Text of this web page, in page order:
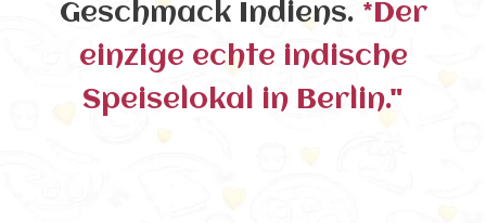
Geschmack Indiens. *Der
einzige echte indische
Speiselokal in Berlin."